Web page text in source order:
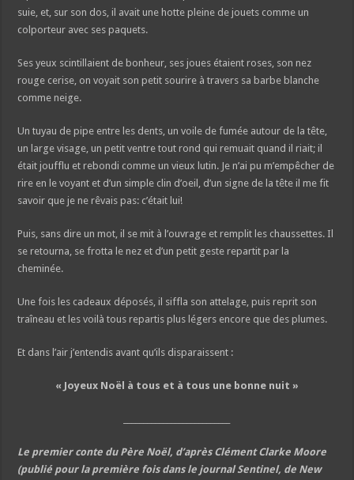
suie, et, sur son dos, il avait une hotte pleine de jouets comme un
colporteur avec ses paquets.
Ses yeux scintillaient de bonheur, ses joues étaient roses, son nez
rouge cerise, on voyait son petit sourire à travers sa barbe blanche
comme neige.
Un tuyau de pipe entre les dents, un voile de fumée autour de la tête,
un large visage, un petit ventre tout rond qui remuait quand il riait; il
était joufflu et rebondi comme un vieux lutin. Je n’ai pu m’empêcher de
rire en le voyant et d’un simple clin d’oeil, d’un signe de la tête il me fit
savoir que je ne rêvais pas: c’était lui!
Puis, sans dire un mot, il se mit à l’ouvrage et remplit les chaussettes. Il
se retourna, se frotta le nez et d’un petit geste repartit par la
cheminée.
Une fois les cadeaux déposés, il siffla son attelage, puis reprit son
traîneau et les voilà tous repartis plus légers encore que des plumes.
Et dans l’air j’entendis avant qu’ils disparaissent :
« Joyeux Noël à tous et à tous une bonne nuit »
Le premier conte du Père Noël, d’après Clément Clarke Moore
(publié pour la première fois dans le journal Sentinel, de New